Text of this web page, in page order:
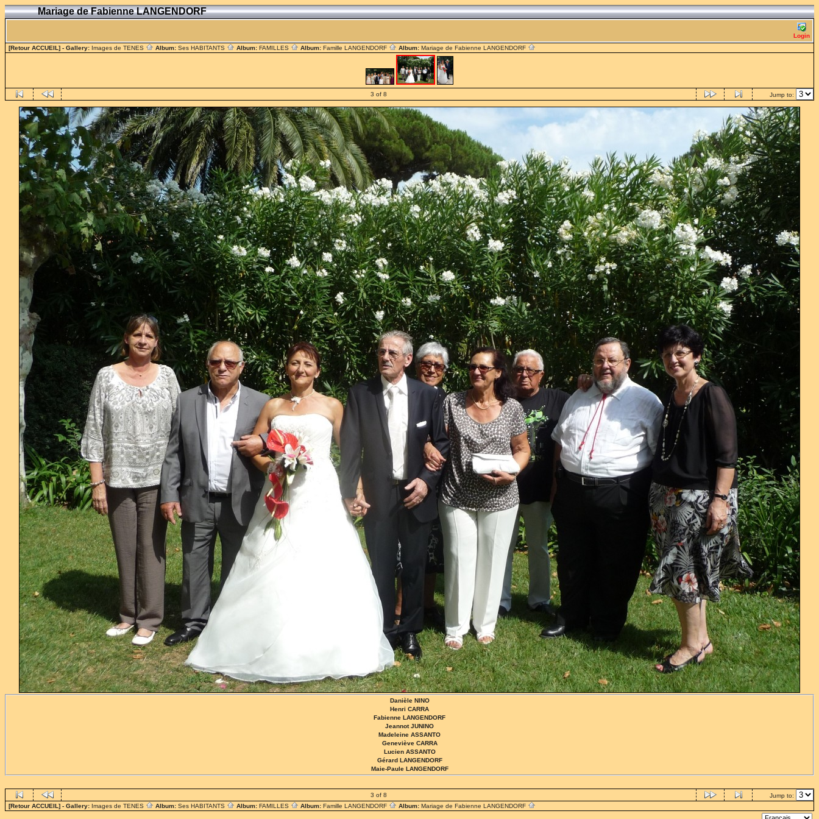
Mariage de Fabienne LANGENDORF
Login
[Retour ACCUEIL] - Gallery: Images de TENES Album: Ses HABITANTS Album: FAMILLES Album: Famille LANGENDORF Album: Mariage de Fabienne LANGENDORF
3 of 8 Jump to:
Danièle NINO
Henri CARRA
Fabienne LANGENDORF
Jeannot JUNINO
Madeleine ASSANTO
Geneviève CARRA
Lucien ASSANTO
Gérard LANGENDORF
Maie-Paule LANGENDORF
3 of 8
Jump to:
[Retour ACCUEIL] - Gallery: Images de TENES Album: Ses HABITANTS Album: FAMILLES Album: Famille LANGENDORF Album: Mariage de Fabienne LANGENDORF